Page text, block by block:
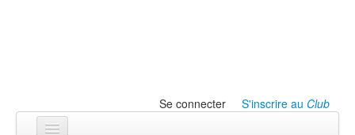
Se connecter S'inscrire au Club